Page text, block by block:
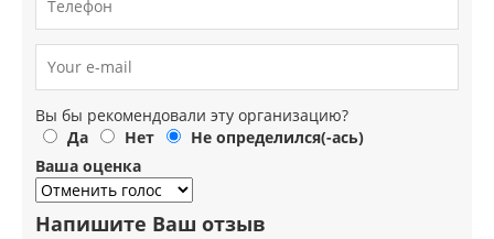
Вы бы рекомендовали эту организацию?
Да
Нет
Не определился(-ась)
Ваша оценка
Напишите Ваш отзыв